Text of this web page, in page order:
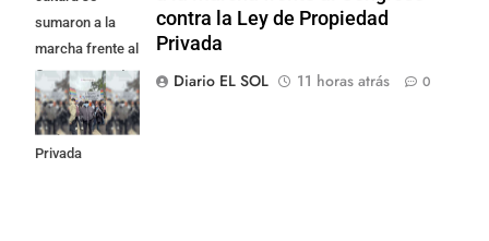
sumaron a la
marcha frente al
Congreso contra
la Ley de
Propiedad
Privada
contra la Ley de Propiedad
Privada
Diario EL SOL
11 horas atrás 0